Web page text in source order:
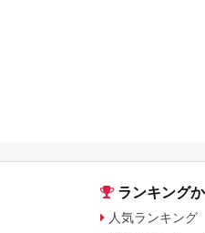
ランキング
人気ランキング